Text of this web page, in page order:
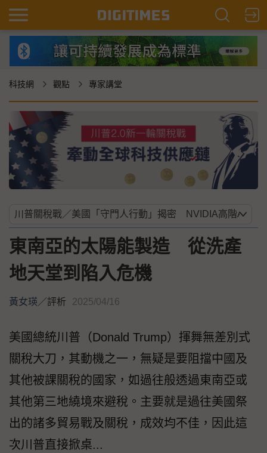
科技網 觀點 專家講堂
東南亞的太陽能製造 從洗產
地天堂到陷入危機
黃女瑛 ／評析 2025/04/16
美國總統川普（Donald Trump）揮舞無差別式
關稅大刀，其動機之一，無疑是要阻擋中國及
其他被課關稅的國家，如過往般透過東南亞或
其他第三地繞境來避稅。主要就是過往美國祭
出的諸多貿易戰及關稅，成效均不佳，因此這
次川普直接掀桌...